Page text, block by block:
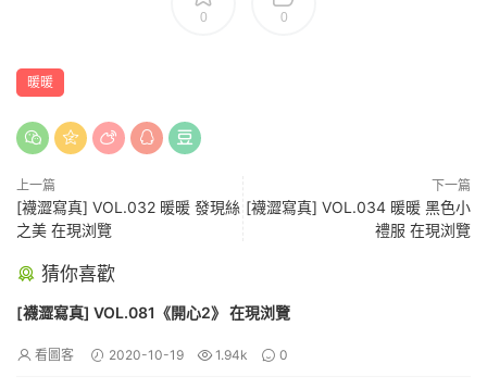
0 0
暖暖
上一篇
[襪澀寫真] VOL.032 暖暖 發現絲
之美 在現浏覽
下一篇
[襪澀寫真] VOL.034 暖暖 黑色小
禮服 在現浏覽
猜你喜歡
[襪澀寫真] VOL.081《開心2》 在現浏覽
看圖客 2020-10-19 1.94k 0